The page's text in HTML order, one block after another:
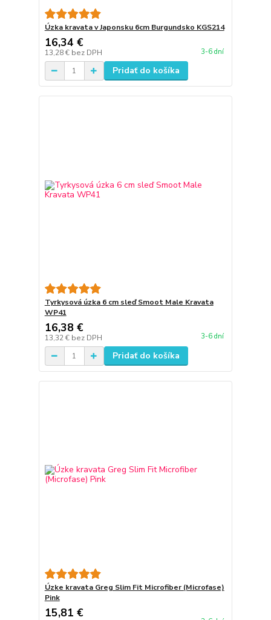
Úzka kravata v Japonsku 6cm Burgundsko KGS214
16,34 €
13,28 € bez DPH 3-6 dní
Pridať do košíka
Tyrkysová úzka 6 cm sleď Smoot Male Kravata
WP41
16,38 €
13,32 € bez DPH 3-6 dní
Pridať do košíka
Úzke kravata Greg Slim Fit Microfiber (Microfase)
Pink
15,81 €